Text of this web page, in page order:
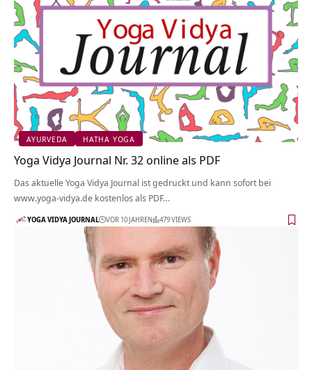
AYURVEDA HATHA YOGA
Yoga Vidya Journal Nr. 32 online als PDF
Das aktuelle Yoga Vidya Journal ist gedruckt und kann sofort bei
www.yoga-vidya.de kostenlos als PDF…
YOGA VIDYA JOURNAL VOR 10 JAHREN 479 VIEWS